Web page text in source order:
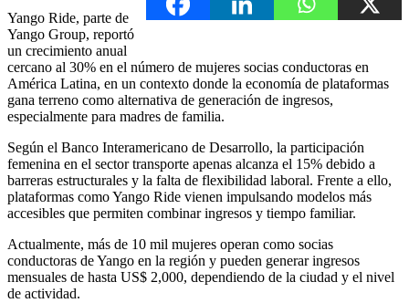
Yango Ride, parte de
Yango Group, reportó
un crecimiento anual
cercano al 30% en el número de mujeres socias conductoras en
América Latina, en un contexto donde la economía de plataformas
gana terreno como alternativa de generación de ingresos,
especialmente para madres de familia.
Según el Banco Interamericano de Desarrollo, la participación
femenina en el sector transporte apenas alcanza el 15% debido a
barreras estructurales y la falta de flexibilidad laboral. Frente a ello,
plataformas como Yango Ride vienen impulsando modelos más
accesibles que permiten combinar ingresos y tiempo familiar.
Actualmente, más de 10 mil mujeres operan como socias
conductoras de Yango en la región y pueden generar ingresos
mensuales de hasta US$ 2,000, dependiendo de la ciudad y el nivel
de actividad.